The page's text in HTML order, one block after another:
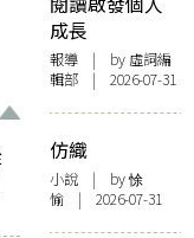
成長
報導 | by 虛詞編
輯部 | 2026-07-31
仿織
小說 | by 悇
愉 | 2026-07-31